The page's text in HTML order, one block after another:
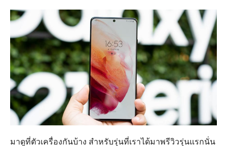
มาดูที่ตัวเครื่องกันบ้าง สำหรับรุ่นที่เราได้มาพรีวิวรุ่นแรกนั่น